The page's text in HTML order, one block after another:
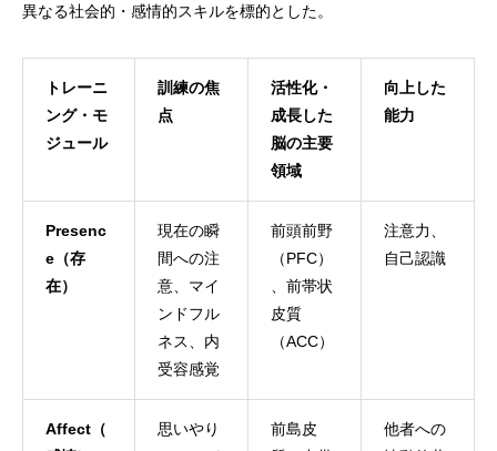
異なる社会的・感情的スキルを標的とした。
トレーニ
ング・モ
ジュール
訓練の焦
点
活性化・
成長した
脳の主要
領域
向上した
能力
Presenc
e（存
在）
現在の瞬
間への注
意、マイ
ンドフル
ネス、内
受容感覚
前頭前野
（PFC）
、前帯状
皮質
（ACC）
注意力、
自己認識
Affect（
思いやり
前島皮
他者への